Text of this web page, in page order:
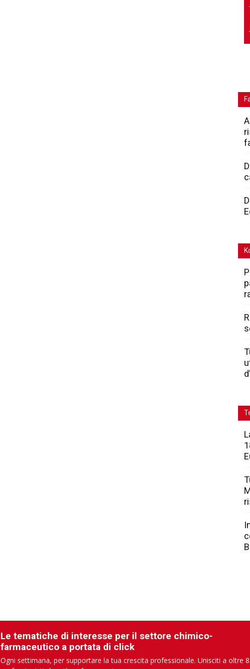
Le tematiche di interesse per il settore chimico-
farmaceutico a portata di click
Ogni settimana, per supportare la tua crescita professionale. Unisciti a oltre